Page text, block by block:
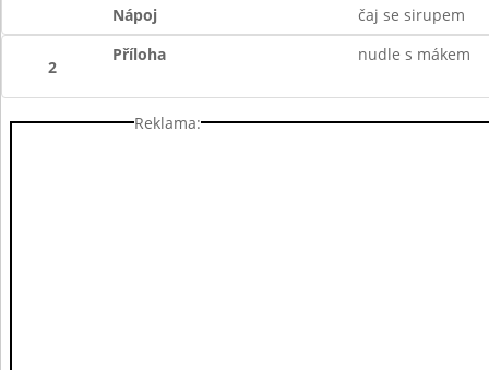
Nápoj
čaj se sirupem
2
Příloha nudle s mákem
Reklama: